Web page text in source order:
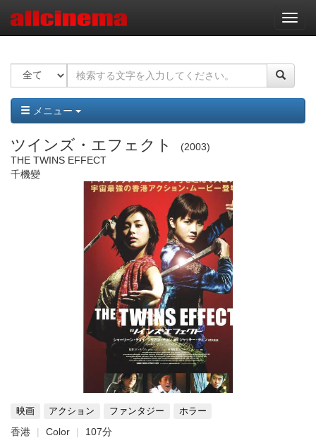
ナ
ビ
ー
ョ
ン
メニュー
ツインズ・エフェクト
2003
THE TWINS EFFECT
千機變
映画 アクション ファンタジー ホラー
香港 Color
107分